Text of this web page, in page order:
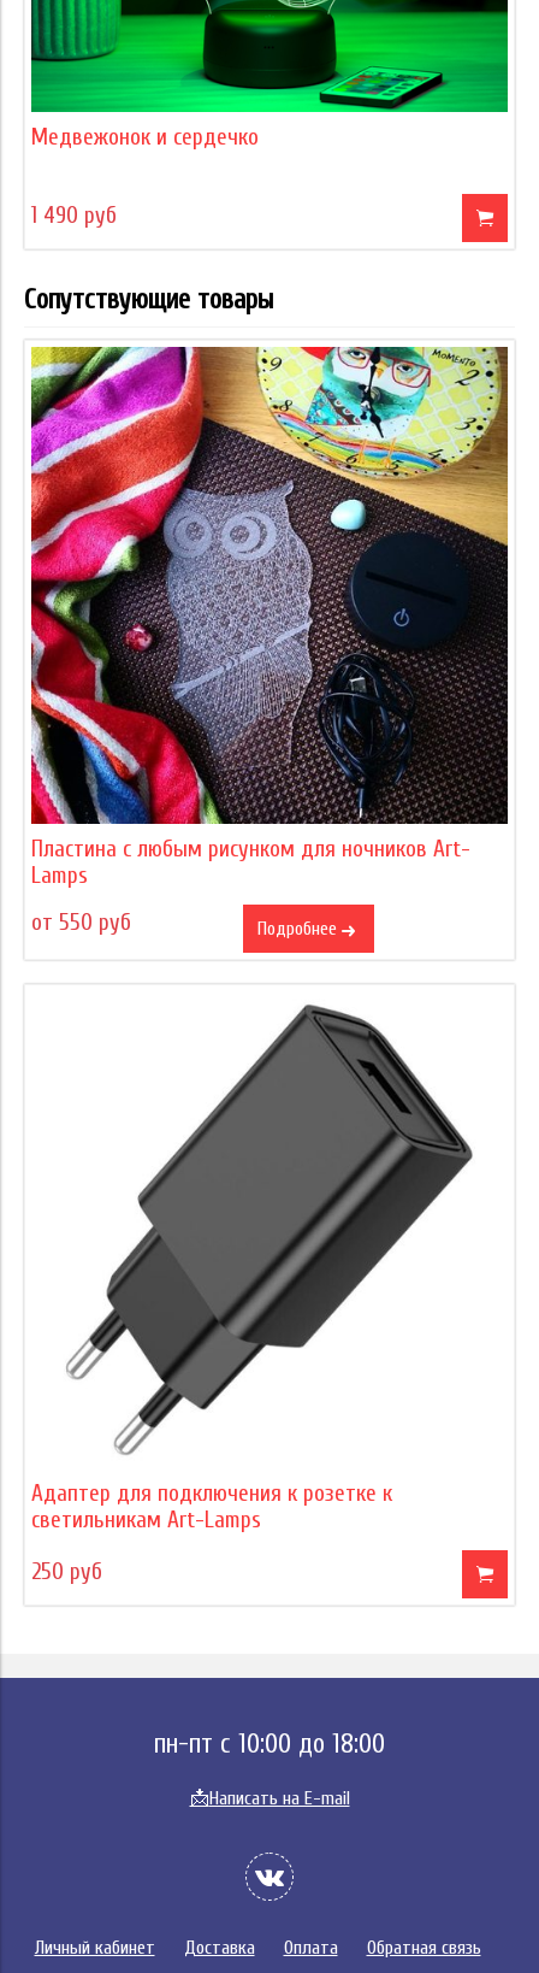
Медвежонок и сердечко
1 490 руб
Сопутствующие товары
Пластина с любым рисунком для ночников Art-
Lamps
от 550 руб
Подробнее
Адаптер для подключения к розетке к
светильникам Art-Lamps
250 руб
пн-пт с 10:00 до 18:00
📩Написать на E-mail
Личный кабинет Доставка Оплата
Обратная связь